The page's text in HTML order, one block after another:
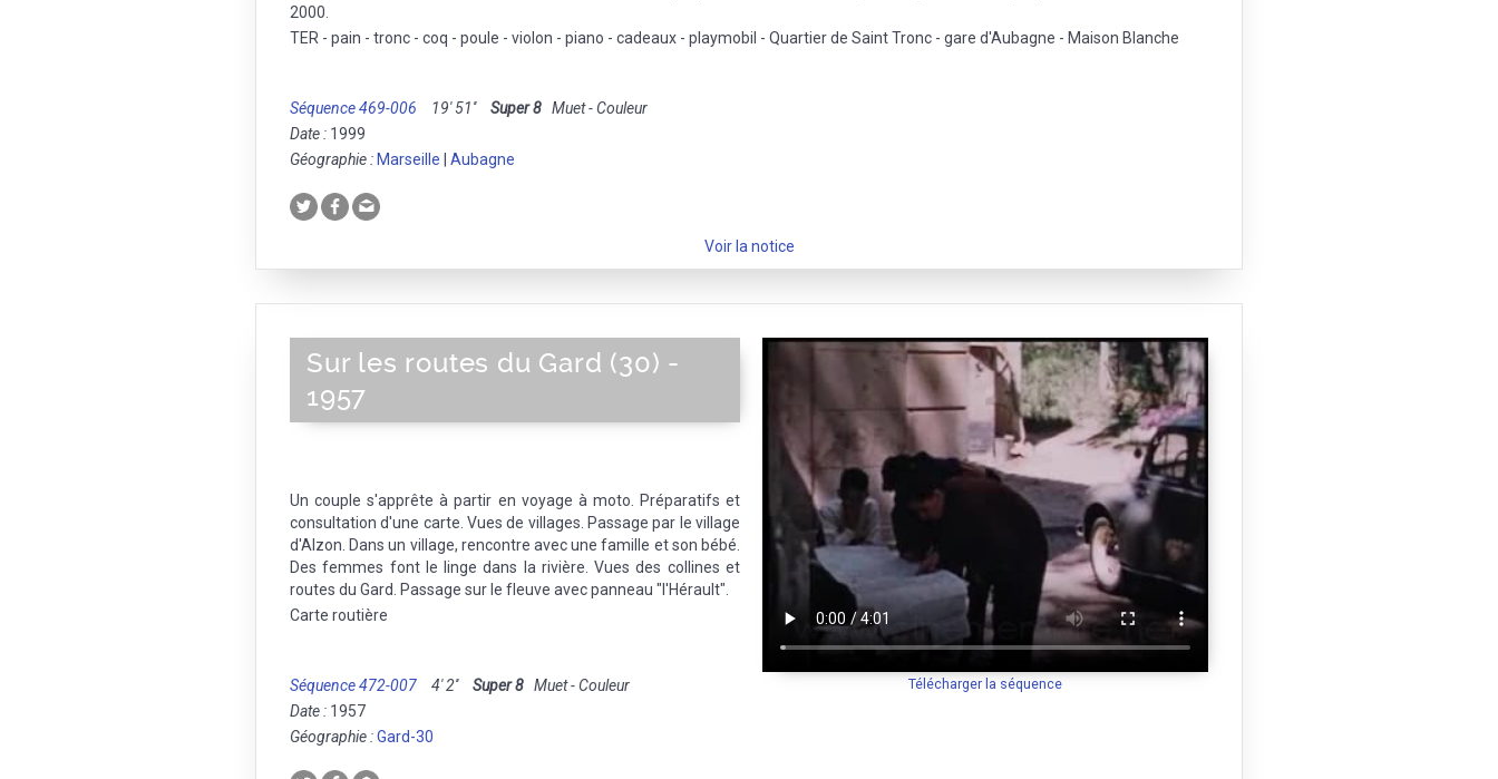
2000.
TER - pain - tronc - coq - poule - violon - piano - cadeaux - playmobil - Quartier de Saint Tronc - gare d'Aubagne - Maison Blanche
Séquence 469-006 19' 51'' Super 8 Muet - Couleur
Date : 1999
Géographie : Marseille Aubagne
Voir la notice
Télécharger la séquence
Sur les routes du Gard (30) -
1957
Un couple s'apprête à partir en voyage à moto. Préparatifs et
consultation d'une carte. Vues de villages. Passage par le village
d'Alzon. Dans un village, rencontre avec une famille et son bébé.
Des femmes font le linge dans la rivière. Vues des collines et
routes du Gard. Passage sur le fleuve avec panneau "l'Hérault".
Carte routière
Séquence 472-007 4' 2'' Super 8 Muet - Couleur
Date : 1957
Géographie :Gard-30